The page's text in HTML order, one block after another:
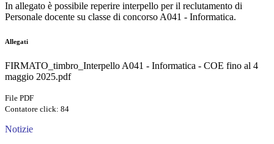
In allegato è possibile reperire interpello per il reclutamento di
Personale docente su classe di concorso A041 - Informatica.
Allegati
FIRMATO_timbro_Interpello A041 - Informatica - COE fino al 4
maggio 2025.pdf
File PDF
Contatore click: 84
Notizie